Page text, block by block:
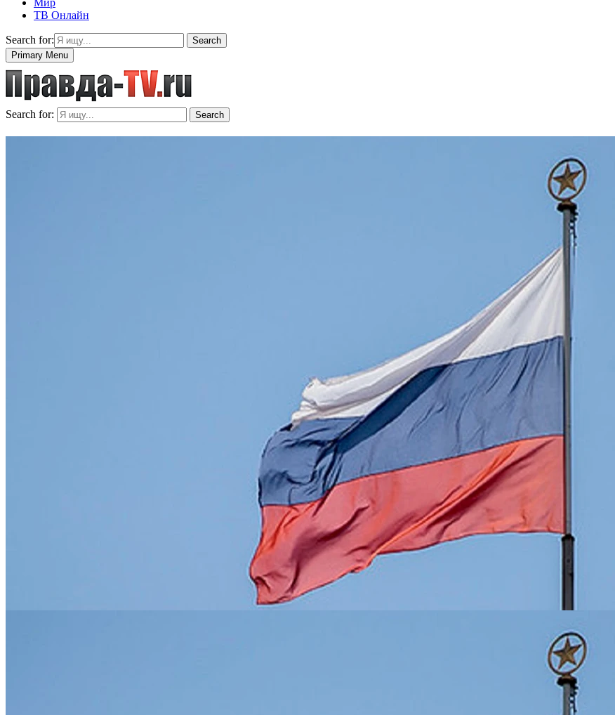
Мир
ТВ Онлайн
Search for:
Search
Primary Menu
Search for: Search